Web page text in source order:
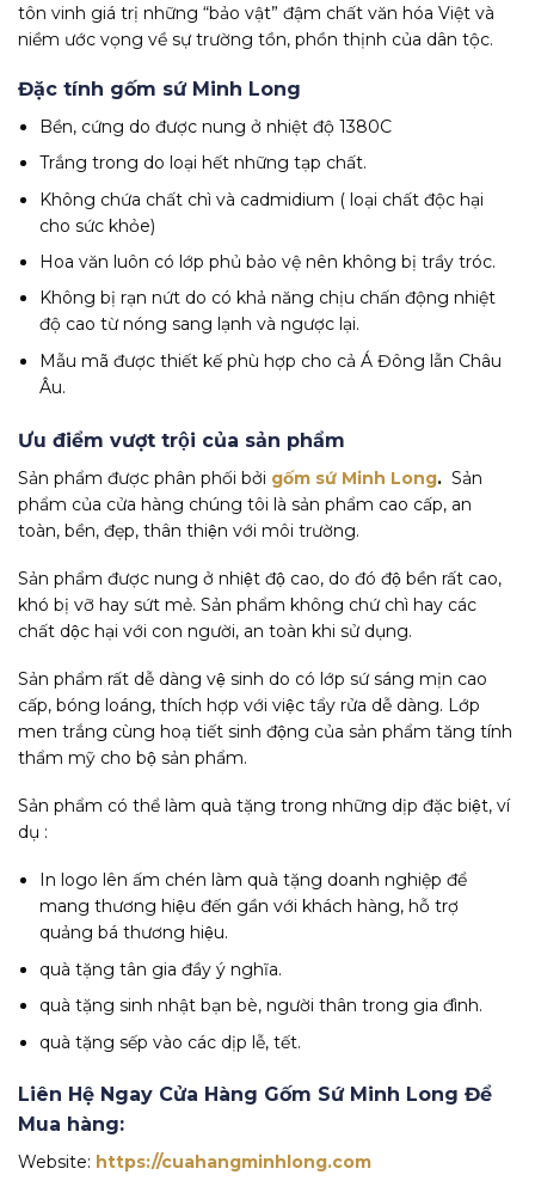
tôn vinh giá trị những “bảo vật” đậm chất văn hóa Việt và
niềm ước vọng về sự trường tồn, phồn thịnh của dân tộc.
Đặc tính gốm sứ Minh Long
Bền, cứng do được nung ở nhiệt độ 1380C
Trắng trong do loại hết những tạp chất.
Không chứa chất chì và cadmidium ( loại chất độc hại
cho sức khỏe)
Hoa văn luôn có lớp phủ bảo vệ nên không bị trầy tróc.
Không bị rạn nứt do có khả năng chịu chấn động nhiệt
độ cao từ nóng sang lạnh và ngược lại.
Mẫu mã được thiết kế phù hợp cho cả Á Đông lẫn Châu
Âu.
Ưu điểm vượt trội của sản phẩm
Sản phẩm được phân phối bởi gốm sứ Minh Long. Sản
phẩm của cửa hàng chúng tôi là sản phẩm cao cấp, an
toàn, bền, đẹp, thân thiện với môi trường.
Sản phẩm được nung ở nhiệt độ cao, do đó độ bền rất cao,
khó bị vỡ hay sứt mẻ. Sản phẩm không chứ chì hay các
chất dộc hại với con người, an toàn khi sử dụng.
Sản phẩm rất dễ dàng vệ sinh do có lớp sứ sáng mịn cao
cấp, bóng loáng, thích hợp với việc tẩy rửa dễ dàng. Lớp
men trắng cùng hoạ tiết sinh động của sản phẩm tăng tính
thẩm mỹ cho bộ sản phẩm.
Sản phẩm có thể làm quà tặng trong những dịp đặc biệt, ví
dụ :
In logo lên ấm chén làm quà tặng doanh nghiệp để
mang thương hiệu đến gần với khách hàng, hỗ trợ
quảng bá thương hiệu.
quà tặng tân gia đầy ý nghĩa.
quà tặng sinh nhật bạn bè, người thân trong gia đình.
quà tặng sếp vào các dịp lễ, tết.
Liên Hệ Ngay Cửa Hàng Gốm Sứ Minh Long Để
Mua hàng:
Website: https://cuahangminhlong.com